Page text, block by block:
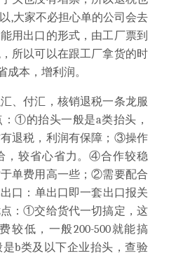
,大家不必担心单的公司会去
用出口的形式，由工厂票到
所以可以在跟工厂拿货的时
本，增利润。
、付汇，核销退税一条龙服
：①的抬头一般是a类抬头，
退税，利润有保障；③操作
，较省心省力。④合作较稳
单费用高一些；②需要配合
口：单出口即一套出口报关
：①交给货代一切搞定，这
较低，一般200-500就能搞
b类及以下企业抬头，查验